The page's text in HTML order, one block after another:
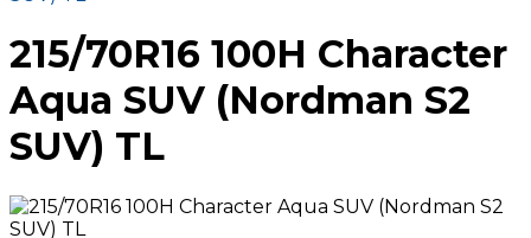
215/70R16 100H Character
Aqua SUV (Nordman S2
SUV) TL